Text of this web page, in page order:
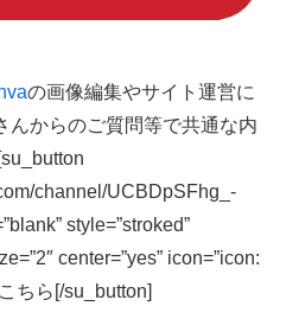
の画像編集やサイト運営に
んからのご質問等で共通な内
channel/UCBDpSFhg_-
style=”stroked”
center=”yes” icon=”icon:
ちら[/su_button]